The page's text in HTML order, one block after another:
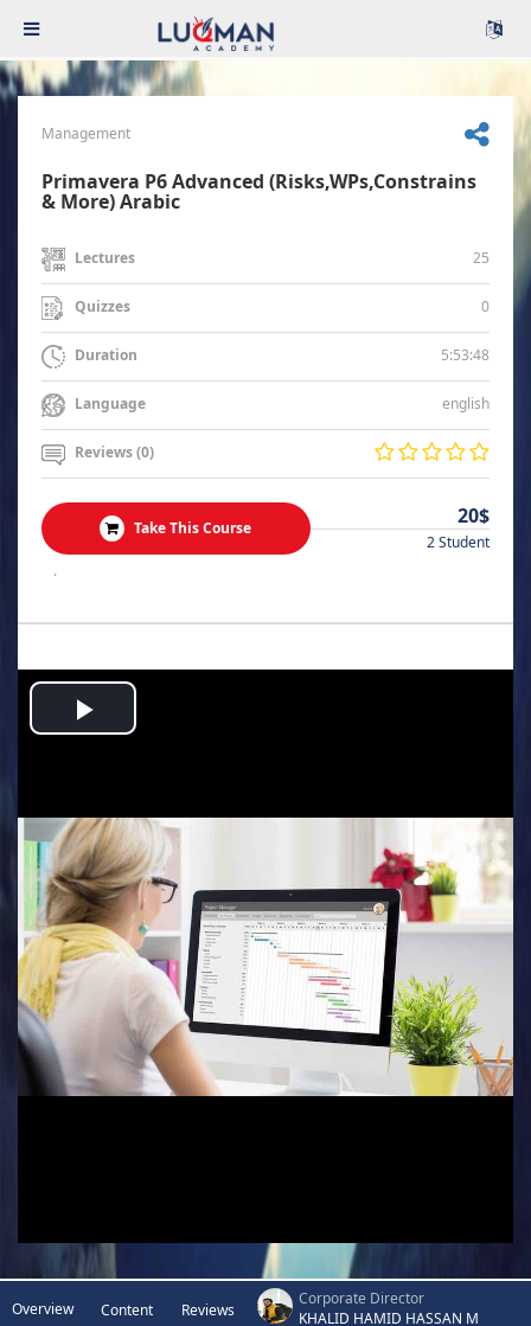
Management
Primavera P6 Advanced (Risks,WPs,Constrains
& More) Arabic
Lectures 25
Quizzes 0
Duration 5:53:48
Language english
Reviews (0)
Take This Course 20$
2 Student
.
Play
Overview Content Reviews
Corporate Director
KHALID HAMID HASSAN M